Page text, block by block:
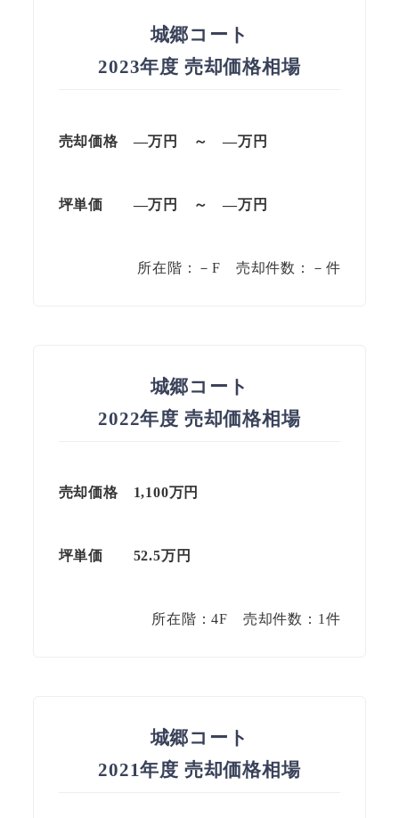
城郷コート
2023年度 売却価格相場
売却価格 —万円 ～ —万円
坪単価 —万円 ～ —万円
所在階：－F 売却件数：－件
城郷コート
2022年度 売却価格相場
売却価格 1,100万円
坪単価 52.5万円
所在階：4F 売却件数：1件
城郷コート
2021年度 売却価格相場